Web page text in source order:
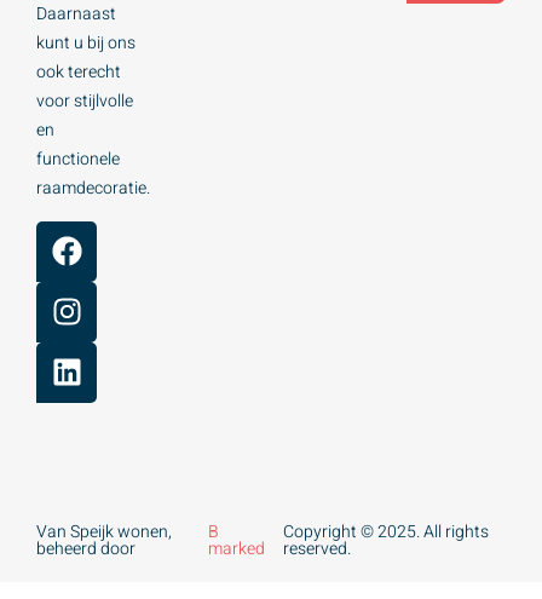
Daarnaast
kunt u bij ons
ook terecht
voor stijlvolle
en
functionele
raamdecoratie.
Van Speijk wonen,
beheerd door
B
marked
Copyright © 2025. All rights
reserved.